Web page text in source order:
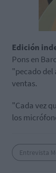
Edición
Pons en
"pecado del
ventas.
"Cada vez
los
Entrevista